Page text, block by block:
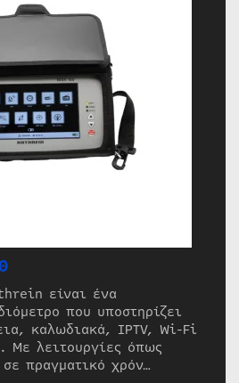
είναι ένα
που υποστηρίζει
καλωδιακά, IPTV, Wi-Fi
Με λειτουργίες όπως
πραγματικό χρόν…